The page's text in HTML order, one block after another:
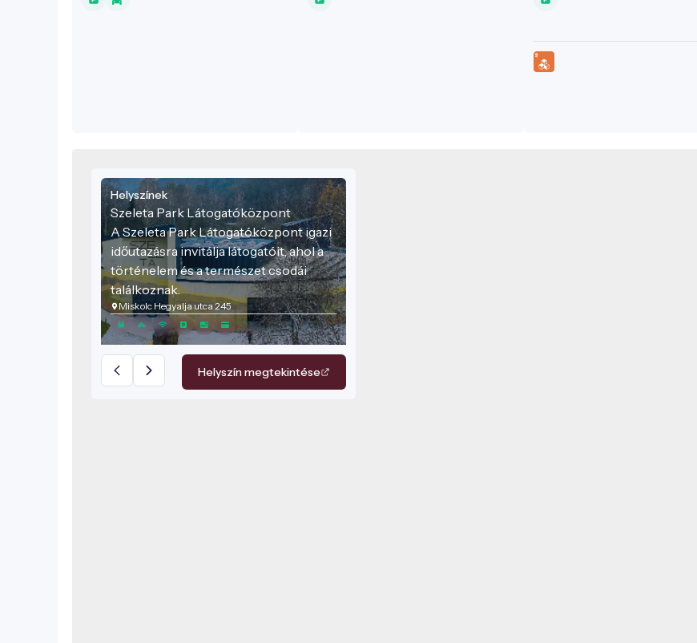
Helyszínek
Szeleta Park Látogatóközpont
A Szeleta Park Látogatóközpont igazi
időutazásra invitálja látogatóit, ahol a
történelem és a természet csodái
találkoznak.
Miskolc Hegyalja utca 245
Helyszín megtekintése